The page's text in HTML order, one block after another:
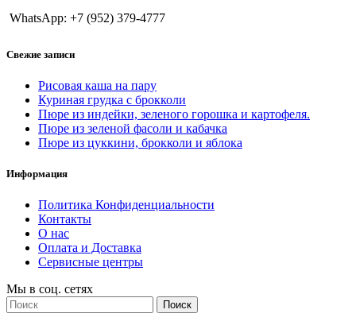
WhatsApp: +7 (952) 379-4777
Свежие записи
Рисовая каша на пару
Куриная грудка с брокколи
Пюре из индейки, зеленого горошка и картофеля.
Пюре из зеленой фасоли и кабачка
Пюре из цуккини, брокколи и яблока
Информация
Политика Конфиденциальности
Контакты
О нас
Оплата и Доставка
Сервисные центры
Мы в соц. сетях
Поиск